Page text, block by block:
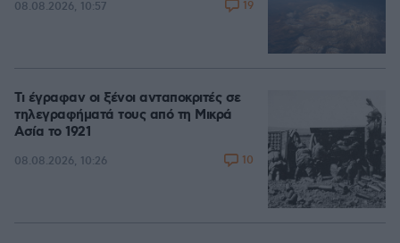
08.08.2026, 10:57 19
Τι έγραφαν οι ξένοι ανταποκριτές σε
τηλεγραφήματά τους από τη Μικρά
Ασία το 1921
08.08.2026, 10:26 10